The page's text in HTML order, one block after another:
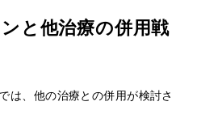
と他治療の併用戦
は、他の治療との併用が検討さ